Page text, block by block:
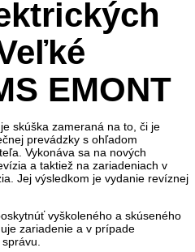
EMONT
skúška zameraná na to, či je
prevádzky s ohľadom
Vykonáva sa na nových
a taktiež na zariadeniach v
Jej výsledkom je vydanie revíznej
vyškoleného a skúseného
zariadenie a v prípade